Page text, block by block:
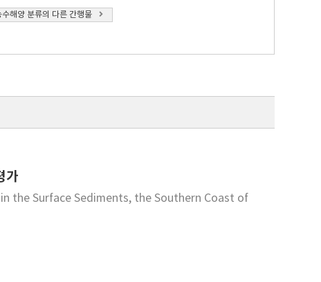
수해양 분류의 다른 간행물
가
the Surface Sediments, the Southern Coast of